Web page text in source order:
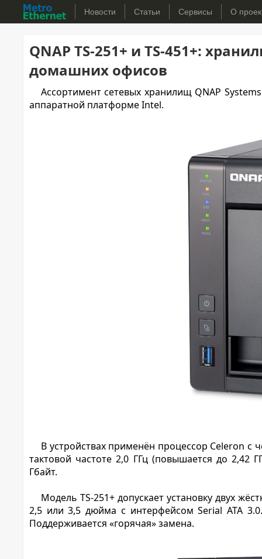
Новости Статьи Сервисы О
QNAP TS-251+ и TS-451+:
домашних офисов
Ассортимент сетевых хранилищ QNAP
аппаратной платформе Intel.
В устройствах применён процессор Celeron
тактовой частоте 2,0 ГГц (повышается до
Гбайт.
Модель TS-251+ допускает установку двух
2,5 или 3,5 дюйма с интерфейсом Serial ATA
Поддерживается «горячая» замена.